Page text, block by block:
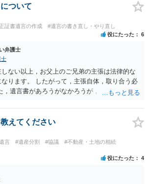
。 報酬体系は、弁護士ごとに異なりますので一
ついて
証書遺言の作成 #遺言の書き直し・やり直し
役にたった 6
弁護士
士
ない以上，お父上のご兄弟の主張は法律的な
ります。 したがって，主張自体，取り合う必
，遺言書があろうがなかろうが，お父上のご兄
代理人弁護士をたてて，その弁護士から相手
関する主張は法的根拠がなく，一切応じないこ
してこないでほしいこと ・連絡を継続してくる
報や法的措置も辞さないこと などを記載した
とがよろしいように思います。
えてください
言 #遺産分割 #協議
#不動産・土地の相続
役にたった 4